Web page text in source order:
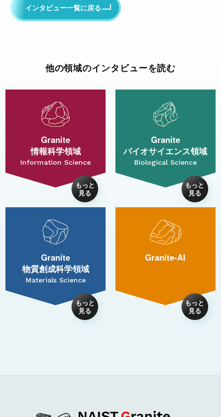
インタビュー一覧に戻る
他の領域のインタビューを読む
Granite
情報科学領域
Information Science
Granite
バイオサイエンス領域
Biological Science
Granite
物質創成科学領域
Materials Science
Granite-AI